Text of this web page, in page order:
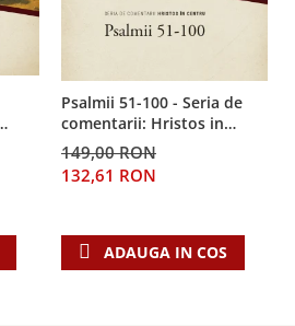
Psalmii 51-100 - Seria de
comentarii: Hristos in
centru
149,00 RON
132,61 RON
ADAUGA IN COS